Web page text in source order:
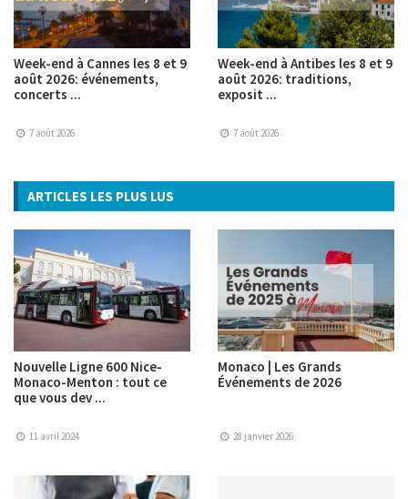
Week-end à Cannes les 8 et 9
août 2026: événements,
concerts ...
7 août 2026
Week-end à Antibes les 8 et 9
août 2026: traditions,
exposit ...
7 août 2026
ARTICLES LES PLUS LUS
Nouvelle Ligne 600 Nice-
Monaco-Menton : tout ce
que vous dev ...
11 avril 2024
Monaco | Les Grands
Événements de 2026
28 janvier 2026